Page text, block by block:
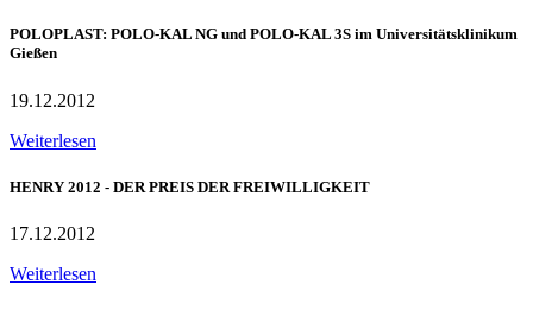
POLOPLAST: POLO-KAL NG und POLO-KAL 3S im Universitätsklinikum
Gießen
19.12.2012
Weiterlesen
HENRY 2012 - DER PREIS DER FREIWILLIGKEIT
17.12.2012
Weiterlesen